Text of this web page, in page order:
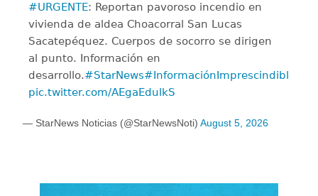
#URGENTE: Reportan pavoroso incendio en
vivienda de aldea Choacorral San Lucas
Sacatepéquez. Cuerpos de socorro se dirigen
al punto. Información en
desarrollo.#StarNews#InformaciónImprescindible
pic.twitter.com/AEgaEdulkS
— StarNews Noticias (@StarNewsNoti) August 5, 2026